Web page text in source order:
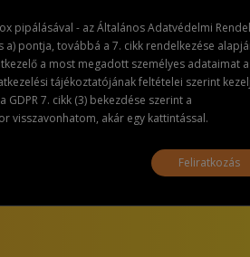
pipálásával - az Általános Adatvédelmi
a) pontja, továbbá a 7. cikk rendelkezése
a most megadott személyes adataimat a
tájékoztatójának feltételei szerint
GDPR 7. cikk (3) bekezdése szerint a
visszavonhatom, akár egy kattintással.
Feliratkozás